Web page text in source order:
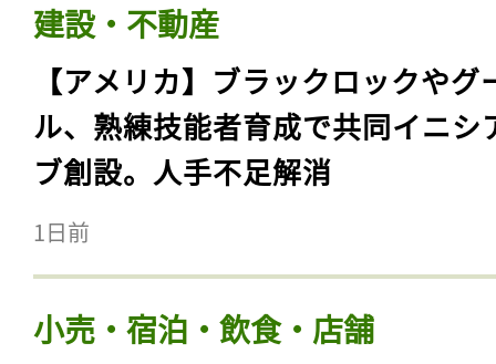
建設・不動産
【アメリカ】ブラックロックやグ
ル、熟練技能者育成で共同イニシ
ブ創設。人手不足解消
1日前
小売・宿泊・飲食・店舗